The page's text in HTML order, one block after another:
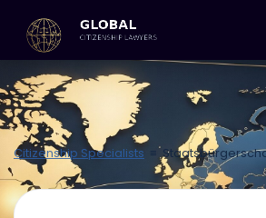
+357 25 059 684
Citizenship Specialists ≡